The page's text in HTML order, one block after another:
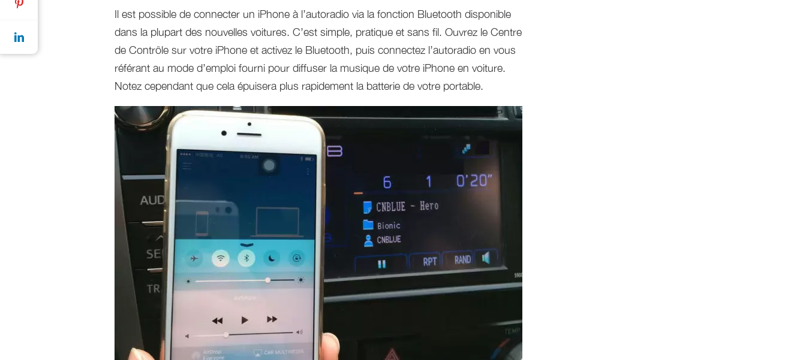
Il est possible de connecter un iPhone à l’autoradio via la fonction Bluetooth disponible
dans la plupart des nouvelles voitures. C’est simple, pratique et sans fil. Ouvrez le Centre
de Contrôle sur votre iPhone et activez le Bluetooth, puis connectez l’autoradio en vous
référant au mode d’emploi fourni pour diffuser la musique de votre iPhone en voiture.
Notez cependant que cela épuisera plus rapidement la batterie de votre portable.